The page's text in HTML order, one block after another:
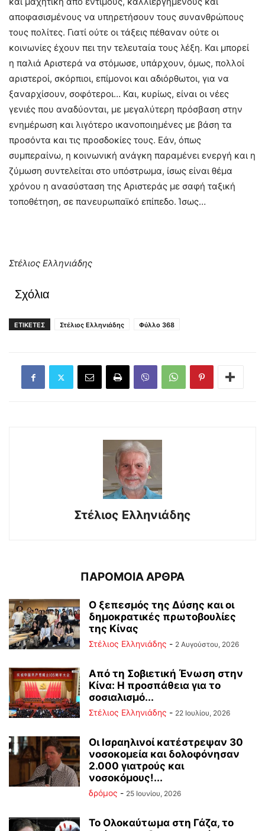
αποφασισμένους να υπηρετήσουν τους συνανθρώπους
τους πολίτες. Γιατί ούτε οι τάξεις πέθαναν ούτε οι
κοινωνίες έχουν πει την τελευταία τους λέξη. Και μπορεί
η παλιά Αριστερά να στόμωσε, υπάρχουν, όμως, πολλοί
αριστεροί, σκόρπιοι, επίμονοι και αδιόρθωτοι, για να
ξαναρχίσουν, σοφότεροι… Και, κυρίως, είναι οι νέες
γενιές που αναδύονται, με μεγαλύτερη πρόσβαση στην
ενημέρωση και λιγότερο ικανοποιημένες με βάση τα
προσόντα και τις προσδοκίες τους. Εάν, όπως
συμπεραίνω, η κοινωνική ανάγκη παραμένει ενεργή και η
ζύμωση συντελείται στο υπόστρωμα, ίσως είναι θέμα
χρόνου η ανασύσταση της Αριστεράς με σαφή ταξική
τοποθέτηση, σε πανευρωπαϊκό επίπεδο. Ίσως…
Στέλιος Ελληνιάδης
Σχόλια
ΕΤΙΚΕΤΕΣ Στέλιος Ελληνιάδης Φύλλο 368
Στέλιος Ελληνιάδης
ΠΑΡΟΜΟΙΑ ΑΡΘΡΑ
Ο ξεπεσμός της Δύσης και οι
δημοκρατικές πρωτοβουλίες
της Κίνας
Στέλιος Ελληνιάδης - 2 Αυγούστου, 2026
Από τη Σοβιετική Ένωση στην
Κίνα: Η προσπάθεια για το
σοσιαλισμό...
Στέλιος Ελληνιάδης - 22 Ιουλίου, 2026
Οι Ισραηλινοί κατέστρεψαν 30
νοσοκομεία και δολοφόνησαν
2.000 γιατρούς και
νοσοκόμους!...
δρόμος - 25 Ιουνίου, 2026
Το Ολοκαύτωμα στη Γάζα, το